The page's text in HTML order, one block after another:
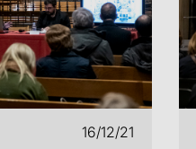
16/12/21